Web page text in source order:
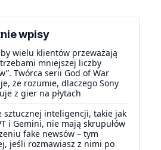
wpisy
wielu klientów przeważają
mniejszej liczby
Twórca serii God of War
że rozumie, dlaczego Sony
z gier na płytach
sztucznej inteligencji, takie jak
i Gemini, nie mają skrupułów
fake newsów – tym
jeśli rozmawiasz z nimi po